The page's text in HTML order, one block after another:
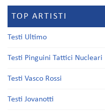
TOP ARTISTI
Testi Ultimo
Testi Pinguini Tattici Nucleari
Testi Vasco Rossi
Testi Jovanotti